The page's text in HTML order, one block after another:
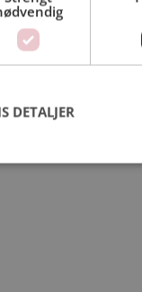
DETALJER